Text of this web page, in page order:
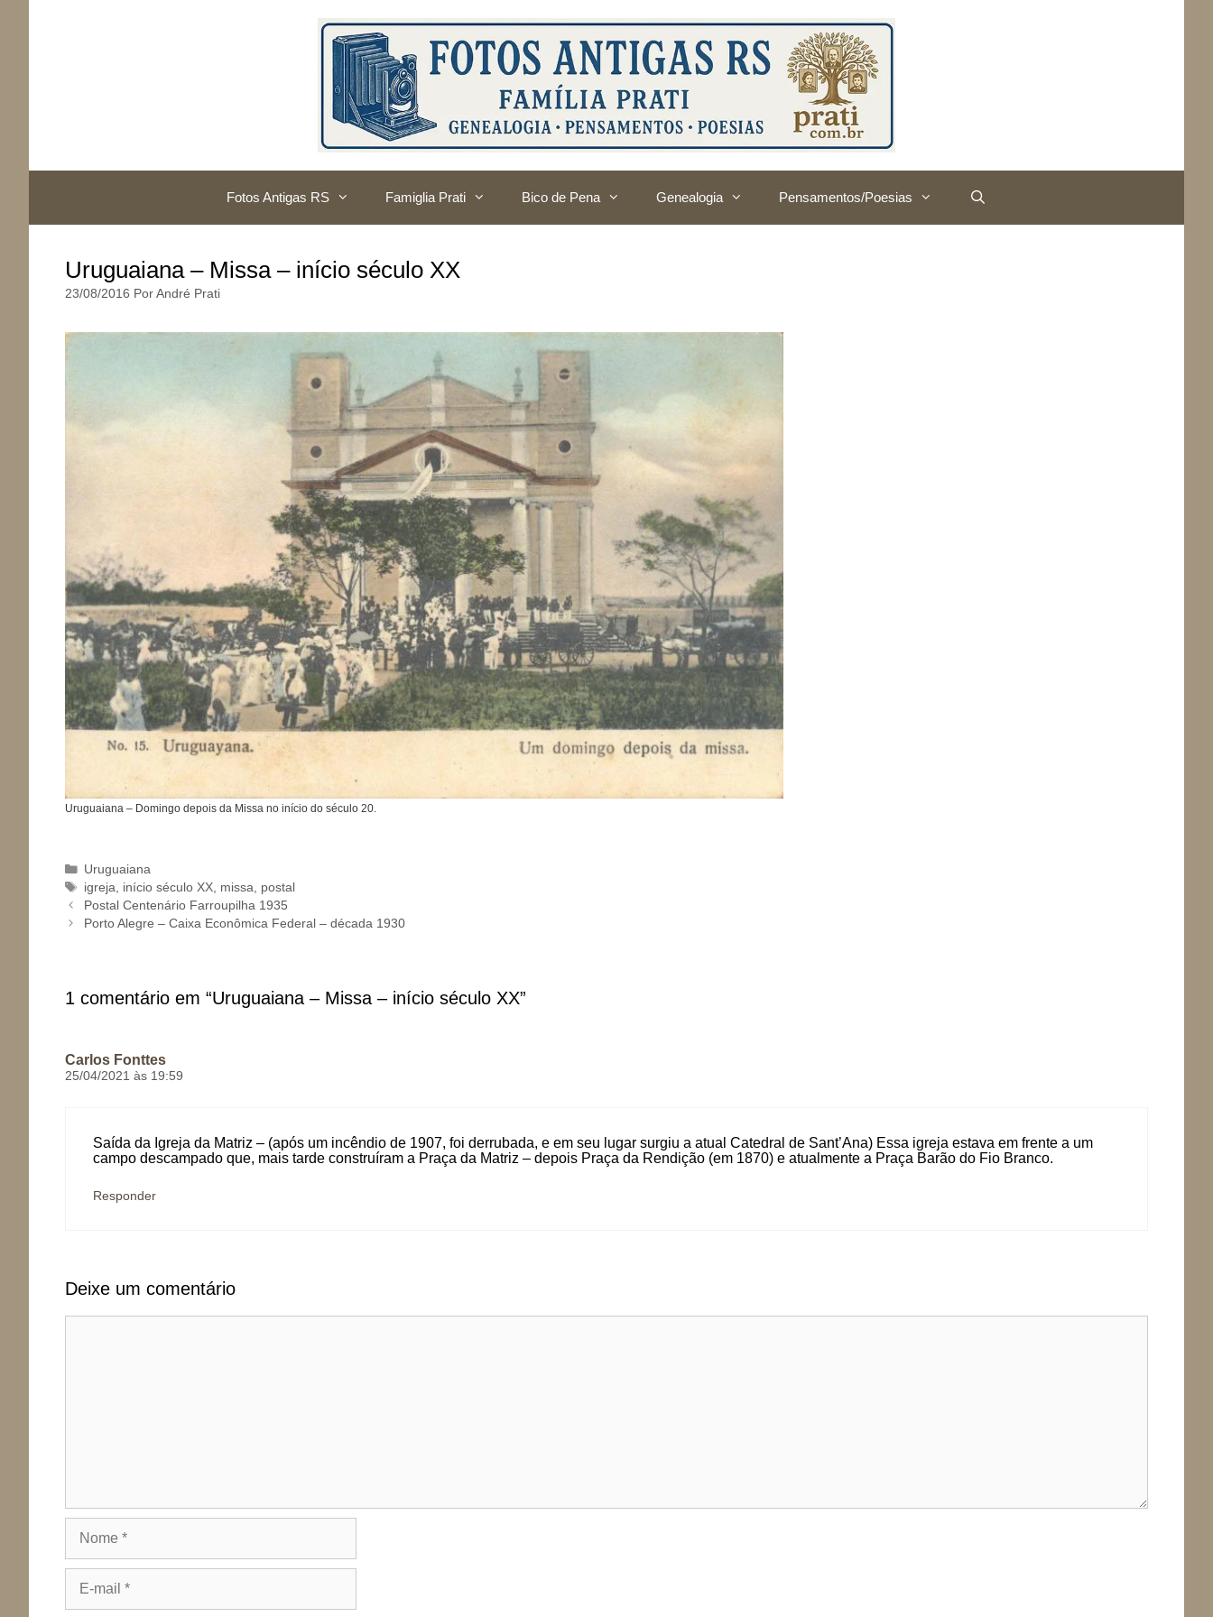
Fotos Antigas RS Famiglia Prati Bico de Pena Genealogia Pensamentos/Poesias
Uruguaiana – Missa – início século XX
23/08/2016 Por André Prati
Uruguaiana – Domingo depois da Missa no início do século 20.
Categorias
Uruguaiana
Tags
igreja início século XX missa
postal
Postal Centenário Farroupilha 1935
Porto Alegre – Caixa Econômica Federal – década 1930
1 comentário em “Uruguaiana – Missa – início século XX”
Carlos Fonttes
25/04/2021 às 19:59
Saída da Igreja da Matriz – (após um incêndio de 1907, foi derrubada, e em seu lugar surgiu a atual Catedral de Sant’Ana) Essa igreja estava em frente a um
campo descampado que, mais tarde construíram a Praça da Matriz – depois Praça da Rendição (em 1870) e atualmente a Praça Barão do Fio Branco.
Responder
Deixe um comentário
mail